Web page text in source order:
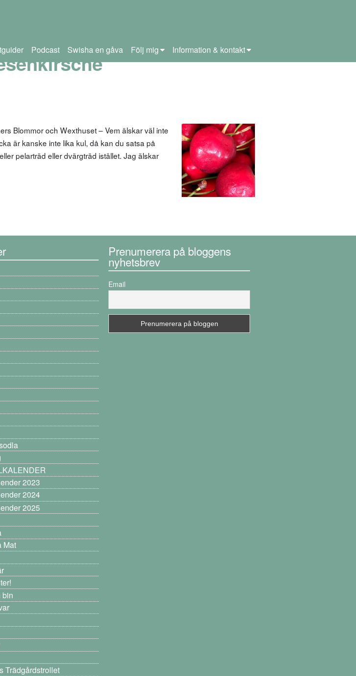
Podcast Swisha en gåva Följ mig Information & kontakt
Blommor och Wexthuset – Vem älskar väl inte
är kanske inte lika kul, då kan du satsa på
pelarträd eller dvärgträd istället. Jag älskar
2023
2024
2025
Mat
bin
Trädgårdstrollet
Prenumerera på bloggens
nyhetsbrev
Email